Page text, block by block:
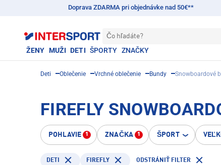
Doprava ZDARMA pri objednávke nad 50€**
Čo hľadáte?
ŽENY MUŽI DETI ŠPORTY ZNAČKY
Deti Oblečenie Vrchné oblečenie Bundy Snowboardové
FIREFLY
POHLAVIE 1 ZNAČKA 1 ŠPORT
DETI FIREFLY ODSTRÁNIŤ FILTER